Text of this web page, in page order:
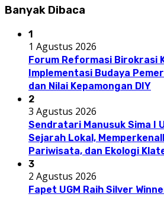
Banyak Dibaca
1
1 Agustus 2026
Forum Reformasi Birokrasi
Implementasi Budaya
dan Nilai Kepamongan DIY
2
3 Agustus 2026
Sendratari Manusuk Sima I
Sejarah Lokal,
Pariwisata, dan Ekologi
3
2 Agustus 2026
Fapet UGM Raih Silver